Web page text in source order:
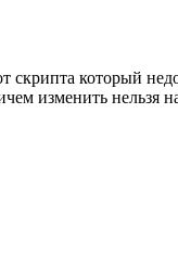
который
изменить